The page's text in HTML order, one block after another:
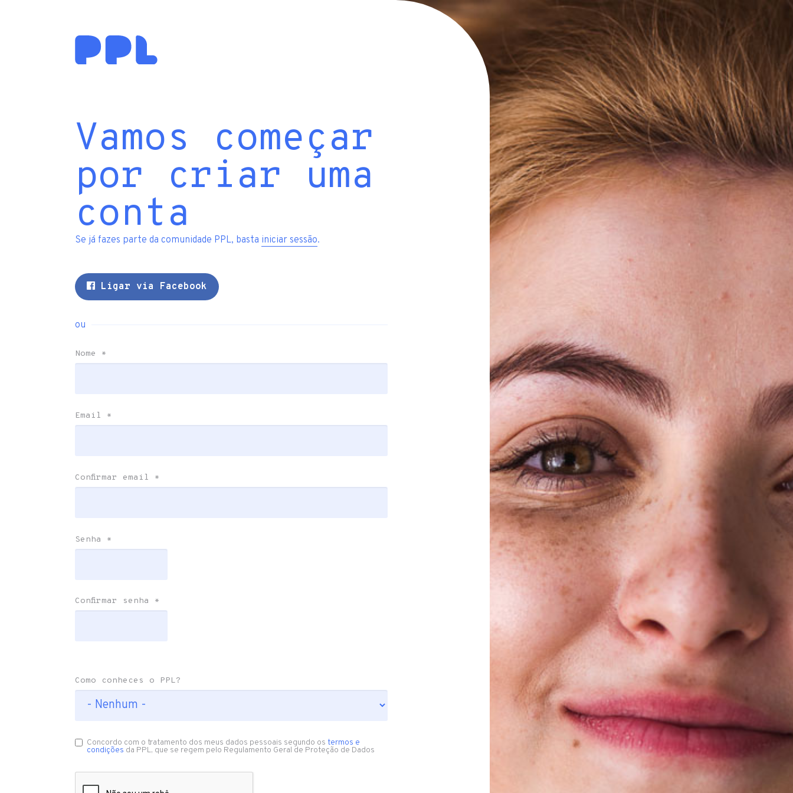
Vamos começar
por criar uma
conta
Se já fazes parte da comunidade PPL, basta iniciar sessão.
Ligar via Facebook
ou
Nome *
Email *
Confirmar email *
Senha *
Confirmar senha *
Como conheces o PPL?
Concordo com o tratamento dos meus dados pessoais segundo os termos e
condições da PPL, que se regem pelo Regulamento Geral de Proteção de Dados